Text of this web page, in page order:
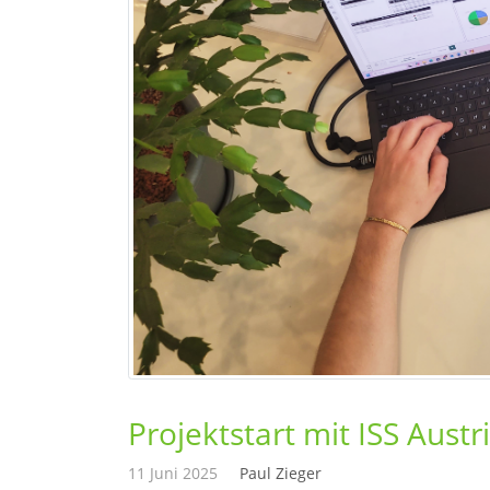
Projektstart mit ISS
11 Juni 2025 Paul Zieger